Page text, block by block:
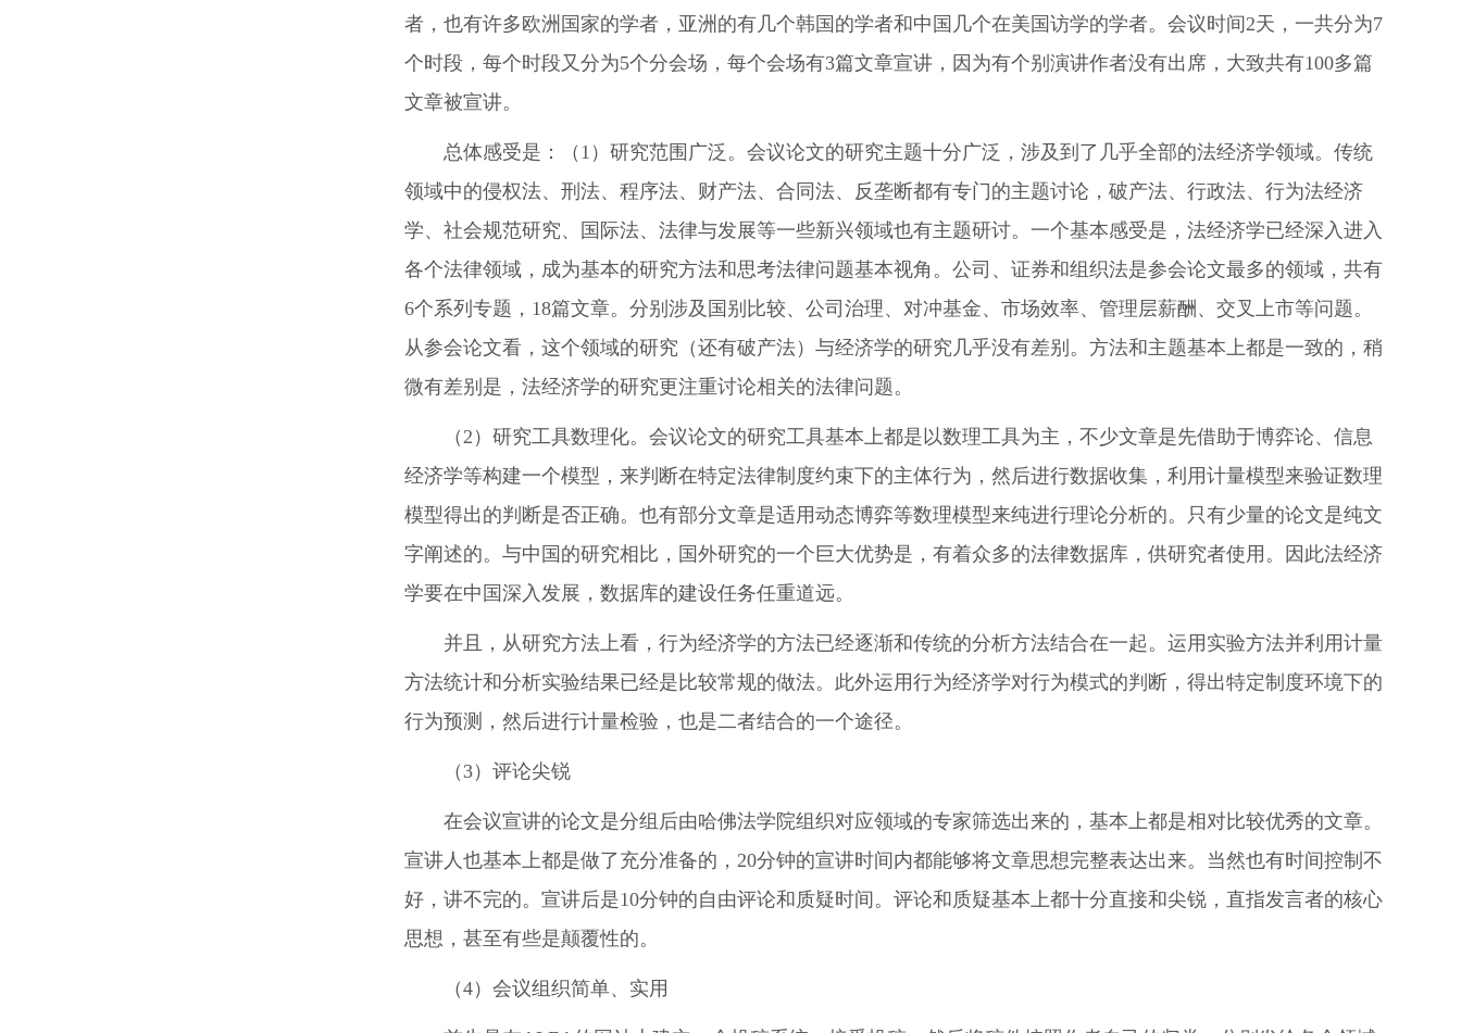
者，也有许多欧洲国家的学者，亚洲的有几个韩国的学者和中国几个在美国访学的学者。会议时间2天，一共分为7
个时段，每个时段又分为5个分会场，每个会场有3篇文章宣讲，因为有个别演讲作者没有出席，大致共有100多篇
文章被宣讲。
总体感受是：（1）研究范围广泛。会议论文的研究主题十分广泛，涉及到了几乎全部的法经济学领域。传统
领域中的侵权法、刑法、程序法、财产法、合同法、反垄断都有专门的主题讨论，破产法、行政法、行为法经济
学、社会规范研究、国际法、法律与发展等一些新兴领域也有主题研讨。一个基本感受是，法经济学已经深入进入
各个法律领域，成为基本的研究方法和思考法律问题基本视角。公司、证券和组织法是参会论文最多的领域，共有
6个系列专题，18篇文章。分别涉及国别比较、公司治理、对冲基金、市场效率、管理层薪酬、交叉上市等问题。
从参会论文看，这个领域的研究（还有破产法）与经济学的研究几乎没有差别。方法和主题基本上都是一致的，稍
微有差别是，法经济学的研究更注重讨论相关的法律问题。
（2）研究工具数理化。会议论文的研究工具基本上都是以数理工具为主，不少文章是先借助于博弈论、信息
经济学等构建一个模型，来判断在特定法律制度约束下的主体行为，然后进行数据收集，利用计量模型来验证数理
模型得出的判断是否正确。也有部分文章是适用动态博弈等数理模型来纯进行理论分析的。只有少量的论文是纯文
字阐述的。与中国的研究相比，国外研究的一个巨大优势是，有着众多的法律数据库，供研究者使用。因此法经济
学要在中国深入发展，数据库的建设任务任重道远。
并且，从研究方法上看，行为经济学的方法已经逐渐和传统的分析方法结合在一起。运用实验方法并利用计量
方法统计和分析实验结果已经是比较常规的做法。此外运用行为经济学对行为模式的判断，得出特定制度环境下的
行为预测，然后进行计量检验，也是二者结合的一个途径。
（3）评论尖锐
在会议宣讲的论文是分组后由哈佛法学院组织对应领域的专家筛选出来的，基本上都是相对比较优秀的文章。
宣讲人也基本上都是做了充分准备的，20分钟的宣讲时间内都能够将文章思想完整表达出来。当然也有时间控制不
好，讲不完的。宣讲后是10分钟的自由评论和质疑时间。评论和质疑基本上都十分直接和尖锐，直指发言者的核心
思想，甚至有些是颠覆性的。
（4）会议组织简单、实用